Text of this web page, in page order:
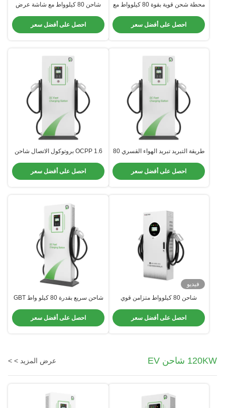
محطة شحن قوية بقوة 80 كيلوواط مع
الهواء القسري
احصل على أفضل سعر
شاحن 80 كيلوواط مع شاشة عرض
احصل على أفضل سعر
طريقة التبريد تبريد الهواء القسري 80
الكهربائية للشحن السريع
احصل على أفضل سعر
OCPP 1.6 بروتوكول الاتصال شاحن
في الألوان المخصصة
احصل على أفضل سعر
فيديو
شاحن 80 كيلوواط متزامن قوي
الثابت لأفضل أداء
احصل على أفضل سعر
شاحن سريع بقدرة 80 كيلو واط GBT
الحافلات/الشاحنات الكهربائية بتصنيف
حماية IP55
احصل على أفضل سعر
120KW شاحن EV عرض المزيد > >